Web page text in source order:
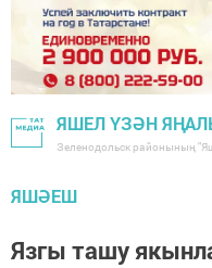
ЯШЕЛ ҮЗӘН
Зеленодольск районының
ЯШӘЕШ
Язгы ташу